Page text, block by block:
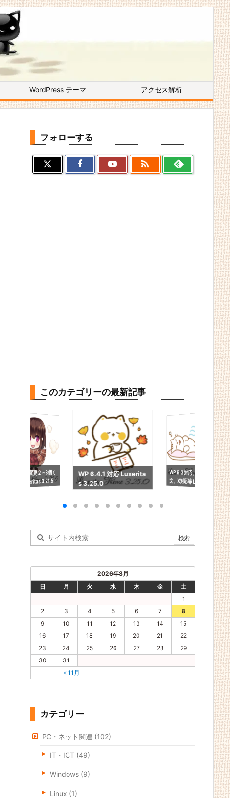
WordPress テーマ アクセス解析
フォローする

このカテゴリーの最新記事
軽い仕様変更２～3個く
らい Luxeritas 3.21.5
WP 6.4.1 対応 Luxerita
s 3.25.0
WP 6.3 対応、簡体中
文、X対応等 Luxeritas
3.24.0
2026年8月
日
月 火 水 木 金
土
1
2
3 4 5 6 7
8
9
10 11 12 13 14
15
16
17 18 19 20 21
22
23
24 25 26 27 28
29
30
31
« 11月
カテゴリー
PC・ネット関連 (102)
IT・ICT (49)
Windows (9)
Linux (1)